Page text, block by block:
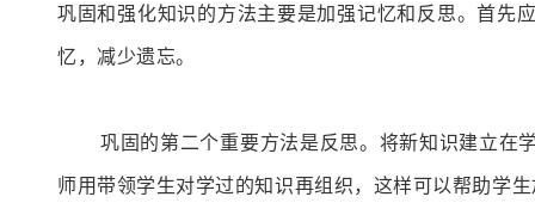
巩固和强化知识的方法主要是加强记忆和反思。首先
忆，减少遗忘。
巩固的第二个重要方法是反思。将新知识建立在
师用带领学生对学过的知识再组织，这样可以帮助学